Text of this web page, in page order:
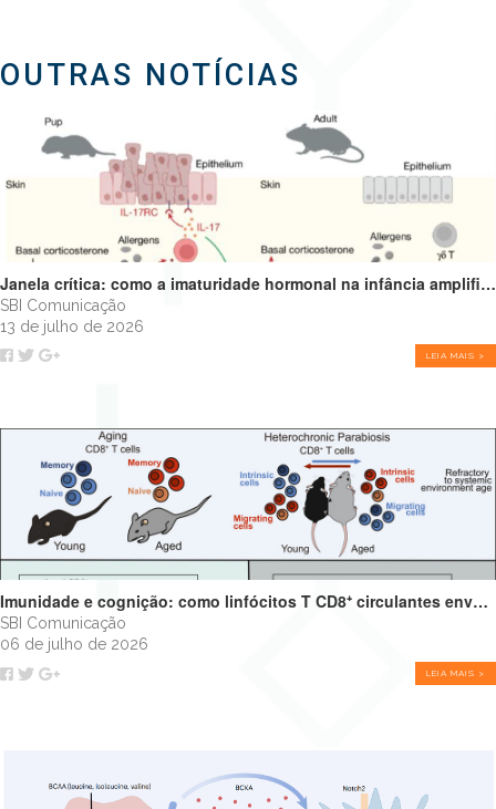
OUTRAS NOTÍCIAS
Janela crítica: como a imaturidade hormonal na infância amplifica alergias e programa o futuro do sistema imune
SBI Comunicação
13 de julho de 2026
LEIA MAIS >
Imunidade e cognição: como linfócitos T CD8⁺ circulantes envelhecidos podem impulsionar o declínio cognitivo
SBI Comunicação
06 de julho de 2026
LEIA MAIS >